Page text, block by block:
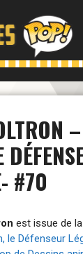
–
#70
est issue de la
le Défenseur